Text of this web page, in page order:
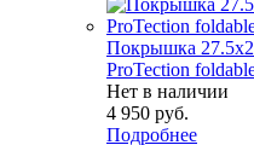
Покрышка
ProTection
Нет в наличии
4 950 руб.
Подробнее